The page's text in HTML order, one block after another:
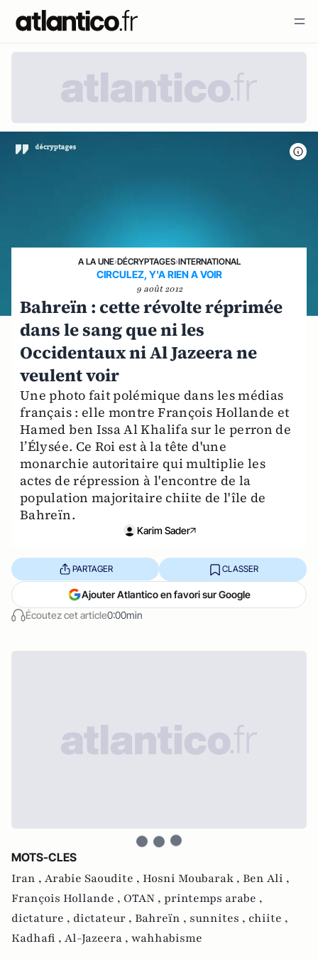
A LA UNE›DÉCRYPTAGES›INTERNATIONAL
CIRCULEZ, Y'A RIEN A VOIR
9 août 2012
Bahreïn : cette révolte réprimée
dans le sang que ni les
Occidentaux ni Al Jazeera ne
veulent voir
Une photo fait polémique dans les médias
français : elle montre François Hollande et
Hamed ben Issa Al Khalifa sur le perron de
l’Élysée. Ce Roi est à la tête d'une
monarchie autoritaire qui multiplie les
actes de répression à l'encontre de la
population majoritaire chiite de l'île de
Bahreïn.
Karim Sader
Écoutez cet article0:00min
PARTAGER CLASSER
Ajouter Atlantico en favori sur Google
MOTS-CLES
Iran , Arabie Saoudite , Hosni Moubarak , Ben Ali ,
François Hollande , OTAN , printemps arabe ,
dictature , dictateur , Bahreïn , sunnites , chiite ,
Kadhafi , Al-Jazeera , wahhabisme